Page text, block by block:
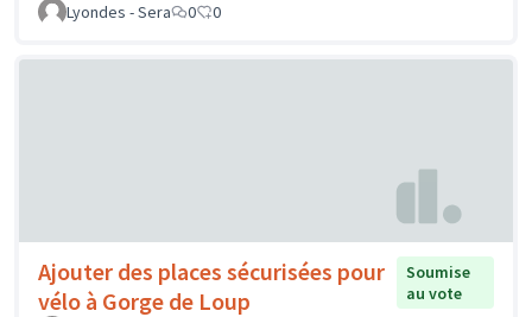
Lyondes - Sera
0 0
Ajouter des places sécurisées pour
vélo à Gorge de Loup
Soumise
au vote